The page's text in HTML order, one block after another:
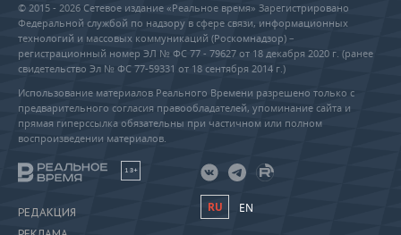
© 2015 - 2026 Сетевое издание «Реальное время» Зарегистрировано
Федеральной службой по надзору в сфере связи, информационных
технологий и массовых коммуникаций (Роскомнадзор) –
регистрационный номер ЭЛ № ФС 77 - 79627 от 18 декабря 2020 г. (ранее
свидетельство Эл № ФС 77-59331 от 18 сентября 2014 г.)
Использование материалов Реального Времени разрешено только с
предварительного согласия правообладателей, упоминание сайта и
прямая гиперссылка обязательны при частичном или полном
воспроизведении материалов.
18+
РЕДАКЦИЯ
RU EN